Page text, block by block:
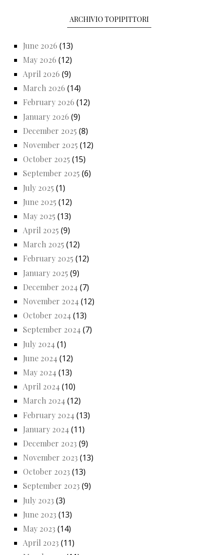
ARCHIVIO TOPIPITTORI
June 2026 (13)
May 2026 (12)
April 2026 (9)
March 2026 (14)
February 2026 (12)
January 2026 (9)
December 2025 (8)
November 2025 (12)
October 2025 (15)
September 2025 (6)
July 2025 (1)
June 2025 (12)
May 2025 (13)
April 2025 (9)
March 2025 (12)
February 2025 (12)
January 2025 (9)
December 2024 (7)
November 2024 (12)
October 2024 (13)
September 2024 (7)
July 2024 (1)
June 2024 (12)
May 2024 (13)
April 2024 (10)
March 2024 (12)
February 2024 (13)
January 2024 (11)
December 2023 (9)
November 2023 (13)
October 2023 (13)
September 2023 (9)
July 2023 (3)
June 2023 (13)
May 2023 (14)
April 2023 (11)